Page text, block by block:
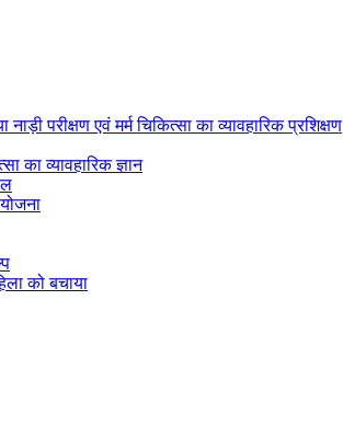
परीक्षण एवं मर्म चिकित्सा का व्यावहारिक प्रशिक्षण
का व्यावहारिक ज्ञान
को बचाया